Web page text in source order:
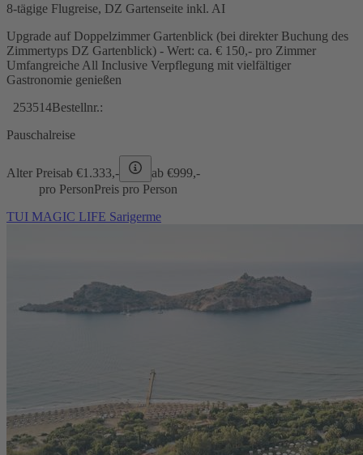
8-tägige Flugreise, DZ Gartenseite inkl. AI
Upgrade auf Doppelzimmer Gartenblick (bei direkter Buchung des
Zimmertyps DZ Gartenblick) - Wert: ca. € 150,- pro Zimmer
Umfangreiche All Inclusive Verpflegung mit vielfältiger
Gastronomie genießen
253514Bestellnr.:
Pauschalreise
Alter Preisab €1.333,- ab €999,-
pro PersonPreis pro Person
TUI MAGIC LIFE Sarigerme